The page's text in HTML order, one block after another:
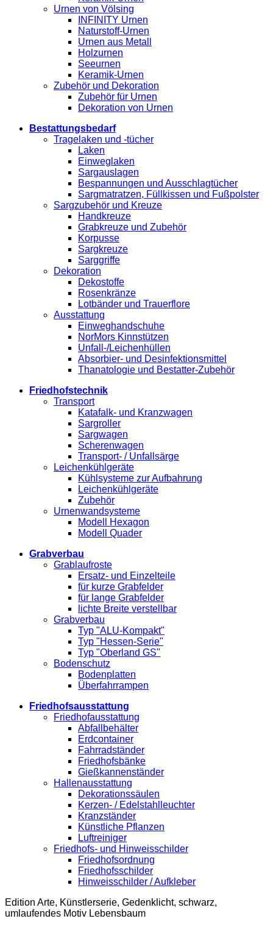
Urnen von Völsing
INFINITY Urnen
Naturstoff-Urnen
Urnen aus Metall
Holzurnen
Seeurnen
Keramik-Urnen
Zubehör und Dekoration
Zubehör für Urnen
Dekoration von Urnen
Bestattungsbedarf
Tragelaken und -tücher
Laken
Einweglaken
Sargauslagen
Bespannungen und Ausschlagtücher
Sargmatratzen, Füllkissen und Fußpolster
Sargzubehör und Kreuze
Handkreuze
Grabkreuze und Zubehör
Korpusse
Sargkreuze
Sarggriffe
Dekoration
Dekostoffe
Rosenkränze
Lotbänder und Trauerflore
Ausstattung
Einweghandschuhe
NorMors Kinnstützen
Unfall-/Leichenhüllen
Absorbier- und Desinfektionsmittel
Thanatologie und Bestatter-Zubehör
Friedhofstechnik
Transport
Katafalk- und Kranzwagen
Sargroller
Sargwagen
Scherenwagen
Transport- / Unfallsärge
Leichenkühlgeräte
Kühlsysteme zur Aufbahrung
Leichenkühlgeräte
Zubehör
Urnenwandsysteme
Modell Hexagon
Modell Quader
Grabverbau
Grablaufroste
Ersatz- und Einzelteile
für kurze Grabfelder
für lange Grabfelder
lichte Breite verstellbar
Grabverbau
Typ "ALU-Kompakt"
Typ "Hessen-Serie"
Typ "Oberland GS"
Bodenschutz
Bodenplatten
Überfahrrampen
Friedhofsausstattung
Friedhofausstattung
Abfallbehälter
Erdcontainer
Fahrradständer
Friedhofsbänke
Gießkannenständer
Hallenausstattung
Dekorationssäulen
Kerzen- / Edelstahlleuchter
Kranzständer
Künstliche Pflanzen
Luftreiniger
Friedhofs- und Hinweisschilder
Friedhofsordnung
Friedhofsschilder
Hinweisschilder / Aufkleber
Edition Arte, Künstlerserie, Gedenklicht, schwarz,
umlaufendes Motiv Lebensbaum